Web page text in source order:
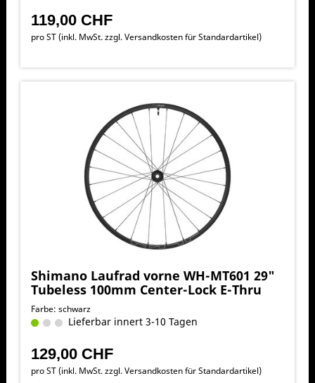
119,00 CHF
pro ST (inkl. MwSt. zzgl.Versandkosten für Standardartikel)
Shimano Laufrad vorne WH-MT601 29"
Tubeless 100mm Center-Lock E-Thru
Farbe: schwarz
Lieferbar innert 3-10 Tagen
129,00 CHF
pro ST (inkl. MwSt. zzgl.Versandkosten für Standardartikel)